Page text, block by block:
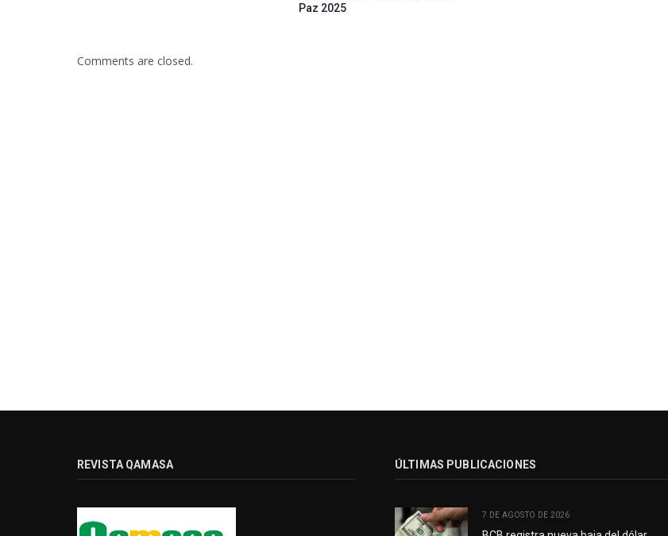
Paz 2025
Comments are closed.
REVISTA QAMASA ÚLTIMAS PUBLICACIONES
7 DE AGOSTO DE 2026